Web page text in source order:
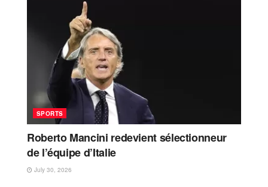
SPORTS
Roberto Mancini redevient sélectionneur
de l’équipe d’Italie
July 30, 2026